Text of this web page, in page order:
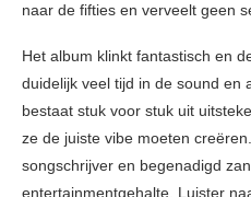
naar de fifties en verveelt geen
Het album klinkt fantastisch en
duidelijk veel tijd in de sound en
bestaat stuk voor stuk uit
ze de juiste vibe moeten
songschrijver en begenadigd
entertainmentgehalte. Luister